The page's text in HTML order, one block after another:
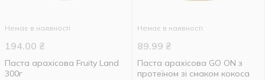
Немає в наявності
194.00 ₴
Паста арахісова Fruity Land
300г
Немає в наявності
89.99 ₴
Паста арахісова GO ON з
протеїном зі смаком кокоса